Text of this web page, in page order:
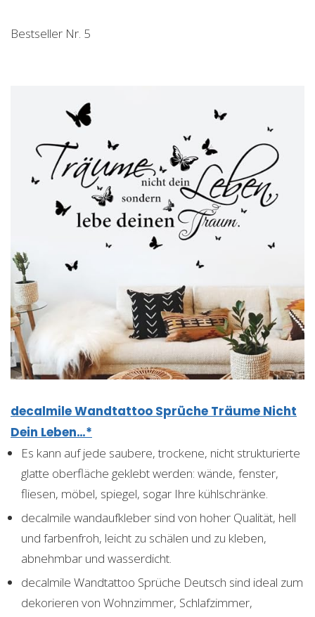
Bestseller Nr. 5
decalmile Wandtattoo Sprüche Träume Nicht
Dein Leben…*
Es kann auf jede saubere, trockene, nicht strukturierte
glatte oberfläche geklebt werden: wände, fenster,
fliesen, möbel, spiegel, sogar Ihre kühlschränke.
decalmile wandaufkleber sind von hoher Qualität, hell
und farbenfroh, leicht zu schälen und zu kleben,
abnehmbar und wasserdicht.
decalmile Wandtattoo Sprüche Deutsch sind ideal zum
dekorieren von Wohnzimmer, Schlafzimmer,